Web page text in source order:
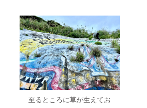
至るところに草が生えてお